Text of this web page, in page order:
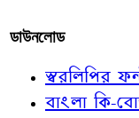
ডাউনলোড
স্বরলিপির
বাংলা কি-